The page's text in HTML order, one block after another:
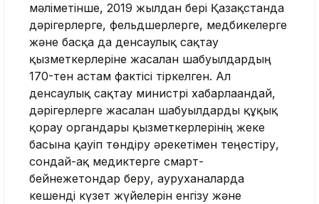
мәліметінше, 2019 жылдан бері Қазақстанда
дәрігерлерге, фельдшерлерге, медбикелерге
және басқа да денсаулық сақтау
қызметкерлеріне жасалған шабуылдардың
170-тен астам фактісі тіркелген. Ал
денсаулық сақтау министрі хабарлағандай,
дәрігерлерге жасалған шабуылдарды құқық
қорғау органдары қызметкерлерінің жеке
басына қауіп төндіру әрекетімен теңестіру,
сондай-ақ медиктерге смарт-
бейнежетондар беру, ауруханаларда
кешенді күзет жүйелерін енгізу және